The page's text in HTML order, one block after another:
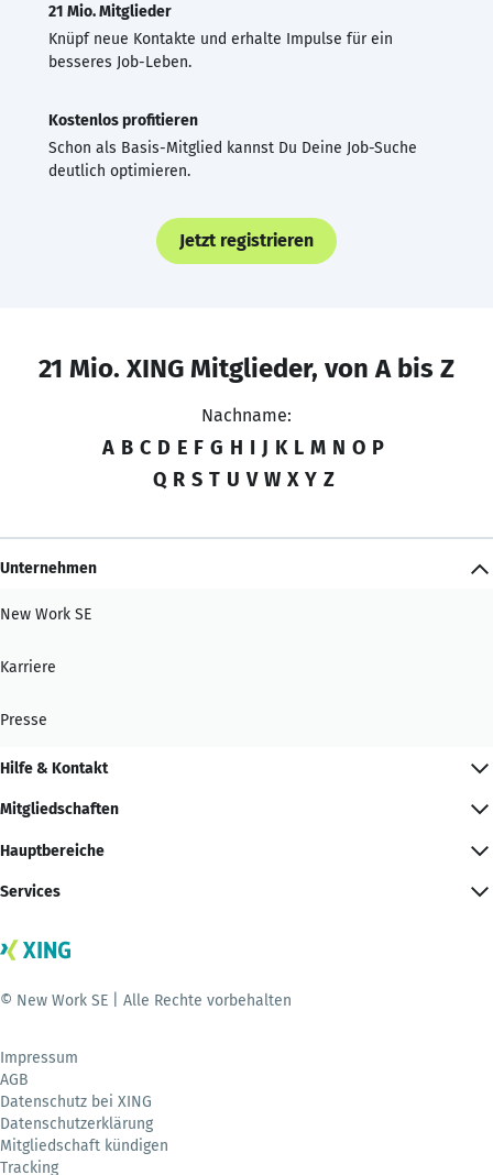
21 Mio. Mitglieder
Knüpf neue Kontakte und erhalte Impulse für ein
besseres Job-Leben.
Kostenlos profitieren
Schon als Basis-Mitglied kannst Du Deine Job-Suche
deutlich optimieren.
Jetzt registrieren
21 Mio. XING Mitglieder, von A bis Z
Nachname:
A B C D E F G H I J K L M N O P
Q R S T U V W X Y Z
Unternehmen
New Work SE
Karriere
Presse
Hilfe & Kontakt
Mitgliedschaften
Hauptbereiche
Services
© New Work SE | Alle Rechte vorbehalten
Impressum
AGB
Datenschutz bei XING
Datenschutzerklärung
Mitgliedschaft kündigen
Tracking